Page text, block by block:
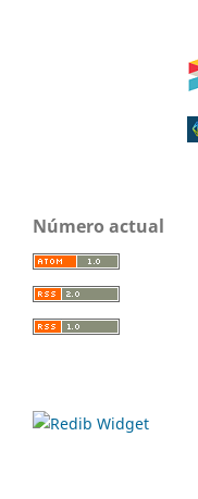
Número actual